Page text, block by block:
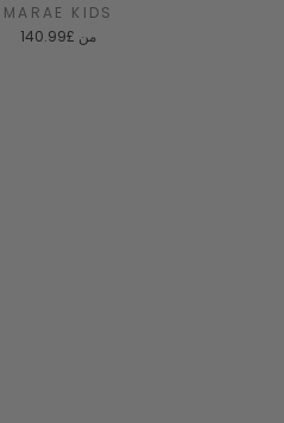
MARAE KIDS
من £140.99